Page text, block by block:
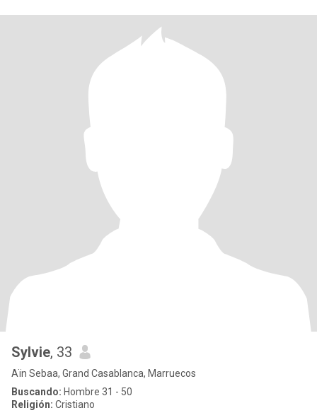
Sylvie, 33
Aïn Sebaa, Grand Casablanca, Marruecos
Buscando: Hombre 31 - 50
Religión: Cristiano